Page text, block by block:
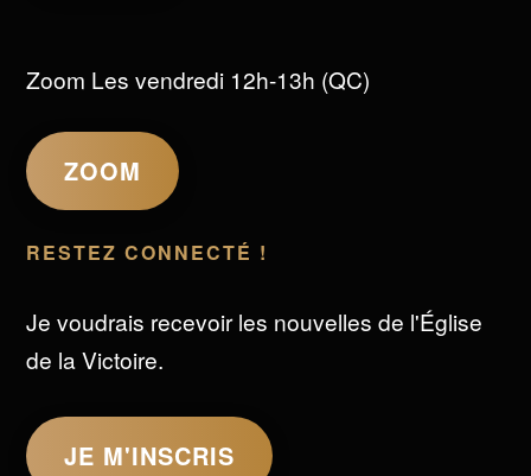
Zoom Les vendredi 12h-13h (QC)
ZOOM
RESTEZ CONNECTÉ !
Je voudrais recevoir les nouvelles de l'Église
de la Victoire.
JE M'INSCRIS